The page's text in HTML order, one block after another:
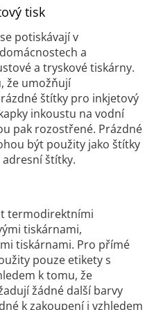
tisk
potiskávají v
a
a tryskové tiskárny.
že umožňují
štítky pro inkjetový
inkoustu na vodní
pak rozostřené. Prázdné
být použity jako štítky
adresní štítky.
termodirektními
tiskárnami,
tiskárnami. Pro přímé
pouze etikety s
k tomu, že
žádné další barvy
k zakoupení i vzhledem